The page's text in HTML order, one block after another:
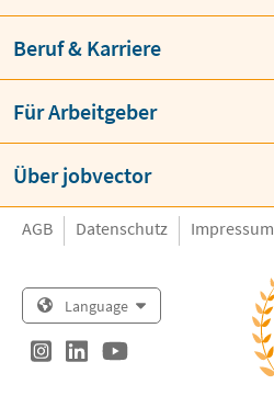
Beruf & Karriere
Für Arbeitgeber
Über jobvector
AGB Datenschutz Impressum
Language